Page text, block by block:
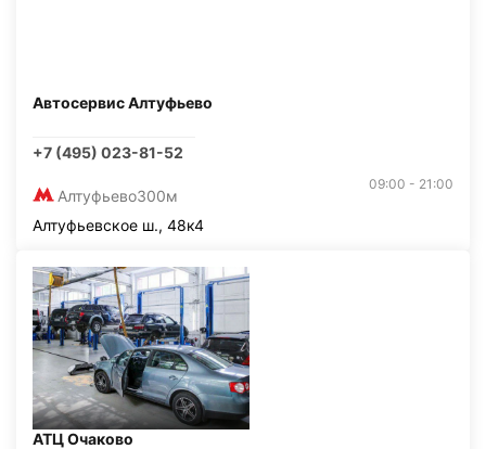
Автосервис Алтуфьево
+7 (495) 023-81-52
Алтуфьево300м
09:00 - 21:00
Алтуфьевское ш., 48к4
АТЦ Очаково